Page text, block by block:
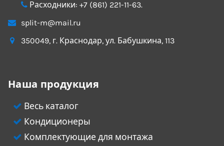
Расходники: +7 (861) 221-11-63.
split-m@mail.ru
350049, г. Краснодар, ул. Бабушкина, 113
Наша продукция
Весь каталог
Кондиционеры
Комплектующие для монтажа